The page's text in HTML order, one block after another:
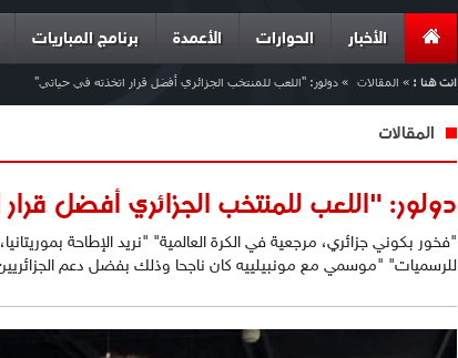
الأخبار الحوارات الأعمدة برنامج المباريات
انت هنا : » المقالات » دولور: "اللعب للمنتخب الجزائري أفضل قرار اتخذته في حياتي"
المقالات
دولور: "اللعب للمنتخب الجزائري أفضل
"فخور بكوني جزائري، مرجعية في الكرة العالمية" "نريد الإطاحة
للرسميات" "موسمي مع مونبيلييه كان ناجحا وذلك بفضل دعم